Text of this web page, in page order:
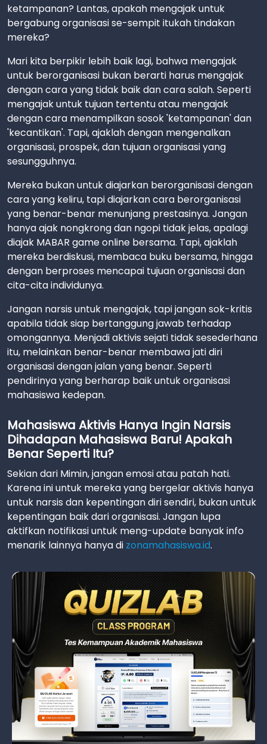
ketampanan? Lantas, apakah mengajak untuk
bergabung organisasi se-sempit itukah tindakan
mereka?
Mari kita berpikir lebih baik lagi, bahwa mengajak
untuk berorganisasi bukan berarti harus mengajak
dengan cara yang tidak baik dan cara salah. Seperti
mengajak untuk tujuan tertentu atau mengajak
dengan cara menampilkan sosok 'ketampanan' dan
'kecantikan'. Tapi, ajaklah dengan mengenalkan
organisasi, prospek, dan tujuan organisasi yang
sesungguhnya.
Mereka bukan untuk diajarkan berorganisasi dengan
cara yang keliru, tapi diajarkan cara berorganisasi
yang benar-benar menunjang prestasinya. Jangan
hanya ajak nongkrong dan ngopi tidak jelas, apalagi
diajak MABAR game online bersama. Tapi, ajaklah
mereka berdiskusi, membaca buku bersama, hingga
dengan berproses mencapai tujuan organisasi dan
cita-cita individunya.
Jangan narsis untuk mengajak, tapi jangan sok-kritis
apabila tidak siap bertanggung jawab terhadap
omongannya. Menjadi aktivis sejati tidak sesederhana
itu, melainkan benar-benar membawa jati diri
organisasi dengan jalan yang benar. Seperti
pendirinya yang berharap baik untuk organisasi
mahasiswa kedepan.
Mahasiswa Aktivis Hanya Ingin Narsis
Dihadapan Mahasiswa Baru! Apakah
Benar Seperti Itu?
Sekian dari Mimin, jangan emosi atau patah hati.
Karena ini untuk mereka yang bergelar aktivis hanya
untuk narsis dan kepentingan diri sendiri, bukan untuk
kepentingan baik dari organisasi. Jangan lupa
aktifkan notifikasi untuk meng-update banyak info
menarik lainnya hanya di zonamahasiswa.id.